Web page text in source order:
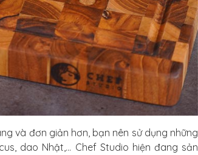
và đơn giản hơn, bạn nên sử dụng những
dao Nhật,... Chef Studio hiện đang sản